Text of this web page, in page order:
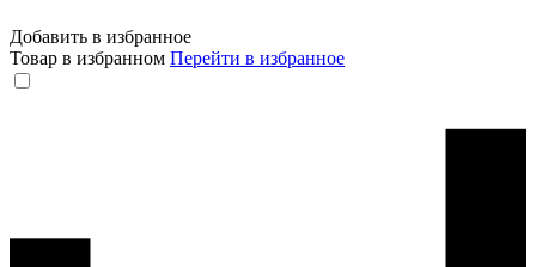
Добавить в избранное
Товар в избранном Перейти в избранное